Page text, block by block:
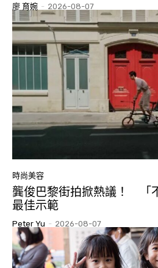
廖 育婉 - 2026-08-07
時尚美容
龔俊巴黎街拍掀熱議！ 「
最佳示範
Peter Yu - 2026-08-07